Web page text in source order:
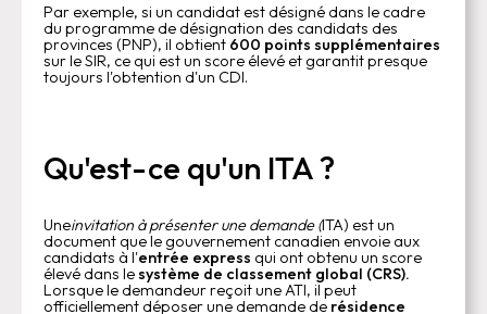
Par exemple, si un candidat est désigné dans le cadre
du programme de désignation des candidats des
provinces (PNP), il obtient 600 points supplémentaires
sur le SIR, ce qui est un score élevé et garantit presque
toujours l'obtention d'un CDI.
Qu'est-ce qu'un ITA ?
Uneinvitation à présenter une demande (ITA) est un
document que le gouvernement canadien envoie aux
candidats à l'entrée express qui ont obtenu un score
élevé dans lesystème de classement global (CRS).
Lorsque le demandeur reçoit une ATI, il peut
officiellement déposer une demande de résidence